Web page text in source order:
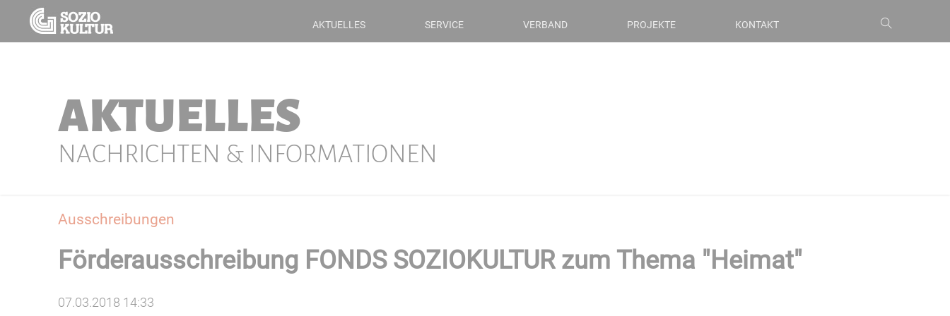
AKTUELLES SERVICE VERBAND PROJEKTE KONTAKT
AKTUELLES
NACHRICHTEN & INFORMATIONEN
Ausschreibungen
Förderausschreibung FONDS SOZIOKULTUR zum Thema "Heimat"
07.03.2018 14:33